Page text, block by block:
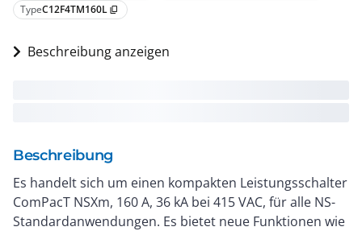
TypeC12F4TM160L content_copy
Beschreibung anzeigen
Beschreibung
Es handelt sich um einen kompakten Leistungsschalter
ComPacT NSXm, 160 A, 36 kA bei 415 VAC, für alle NS-
Standardanwendungen. Es bietet neue Funktionen wie